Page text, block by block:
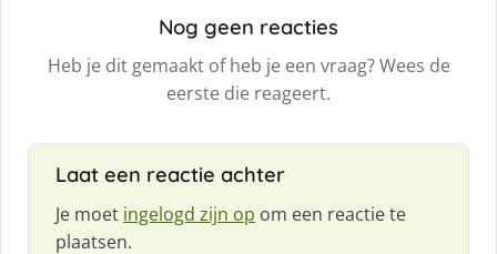
Nog geen reacties
Heb je dit gemaakt of heb je een vraag? Wees de
eerste die reageert.
Laat een reactie achter
Je moet ingelogd zijn op om een reactie te
plaatsen.